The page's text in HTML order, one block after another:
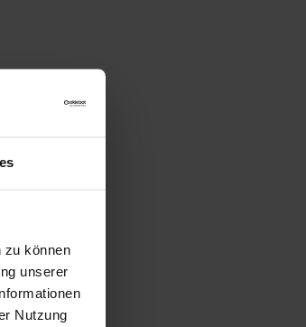
zu können
unserer
Nutzung